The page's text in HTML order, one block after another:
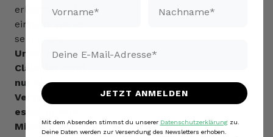
erlebbar und so
einfach, wie es
sein sollte.
Unser neuer
Claim ist nicht
nur ein
Versprechen –
es ist unsere
Mission!
JETZT ANMELDEN
Mit dem Absenden stimmst du unserer Datenschutzerklärungzu.
Deine Daten werden zur Versendung des Newsletters erhoben.